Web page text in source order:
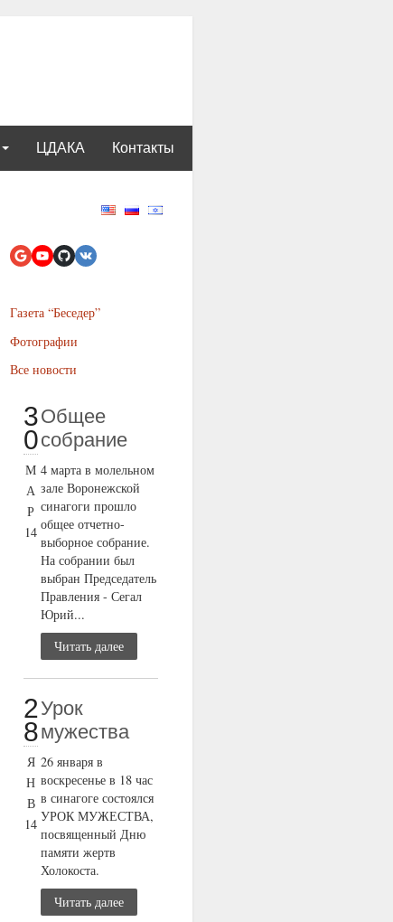
ЦДАКА Контакты
Газета “Беседер”
Фотографии
Все новости
3
0
М
А
Р
14
Общее
собрание
4 марта в молельном
зале Воронежской
синагоги прошло
общее отчетно-
выборное собрание.
На собрании был
выбран Председатель
Правления - Сегал
Юрий...
Читать далее
2
8
Я
Н
В
14
Урок
мужества
26 января в
воскресенье в 18 час
в синагоге состоялся
УРОК МУЖЕСТВА,
посвященный Дню
памяти жертв
Холокоста.
Читать далее